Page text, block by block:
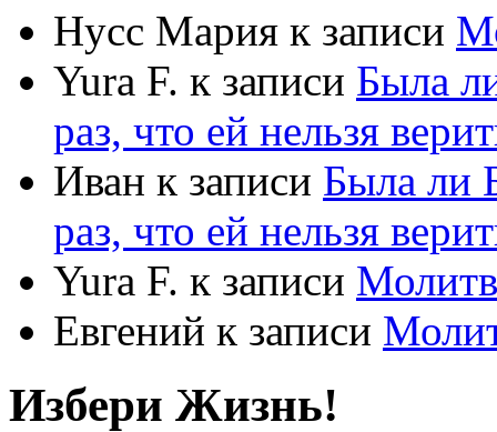
Нусс Мария к записи
Yura F. к записи Была
раз, что ей нельзя
Иван к записи Была ли
раз, что ей нельзя
Yura F. к записи
Евгений к записи
Избери Жизнь!